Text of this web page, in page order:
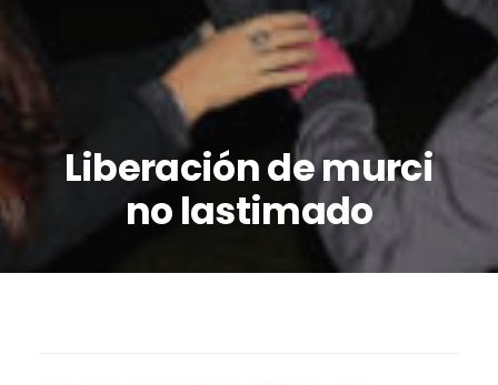
Liberación de murci
no lastimado